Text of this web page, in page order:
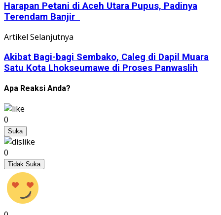
Harapan Petani di Aceh Utara Pupus, Padinya
Terendam Banjir
Artikel Selanjutnya
Akibat Bagi-bagi Sembako, Caleg di Dapil Muara
Satu Kota Lhokseumawe di Proses Panwaslih
Apa Reaksi Anda?
0
Suka
0
Tidak Suka